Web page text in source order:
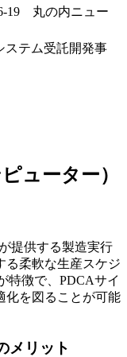
19 丸の内ニュー
ステム受託開発事
ューター）
提供する製造実行
る柔軟な生産スケジ
特徴で、PDCAサイ
化を図ることが可能
メリット